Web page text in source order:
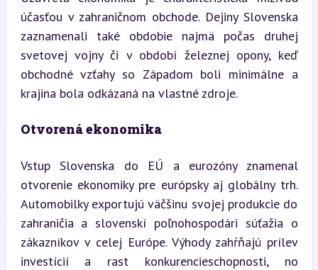
účasťou v zahraničnom obchode. Dejiny Slovenska
zaznamenali také obdobie najmä počas druhej
svetovej vojny či v období železnej opony, keď
obchodné vzťahy so Západom boli minimálne a
krajina bola odkázaná na vlastné zdroje.
Otvorená ekonomika
Vstup Slovenska do EÚ a eurozóny znamenal
otvorenie ekonomiky pre európsky aj globálny trh.
Automobilky exportujú väčšinu svojej produkcie do
zahraničia a slovenskí poľnohospodári súťažia o
zákazníkov v celej Európe. Výhody zahŕňajú prílev
investícií a rast konkurencieschopnosti, no